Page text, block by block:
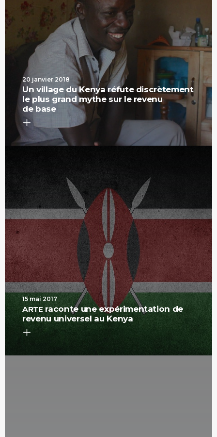
20 janvier 2018
Un village du Kenya réfute discrètement
le plus grand mythe sur le revenu
de base
15 mai 2017
ARTEraconte une expérimentation de
revenu universel au Kenya